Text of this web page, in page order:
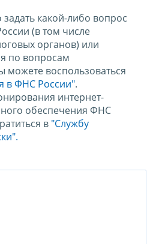
какой-либо вопрос
(в том числе
органов) или
по вопросам
можете воспользоваться
в ФНС России".
интернет-
обеспечения ФНС
в "Службу